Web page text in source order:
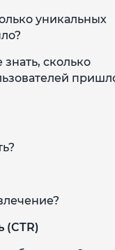
уникальных
сколько
(CTR)